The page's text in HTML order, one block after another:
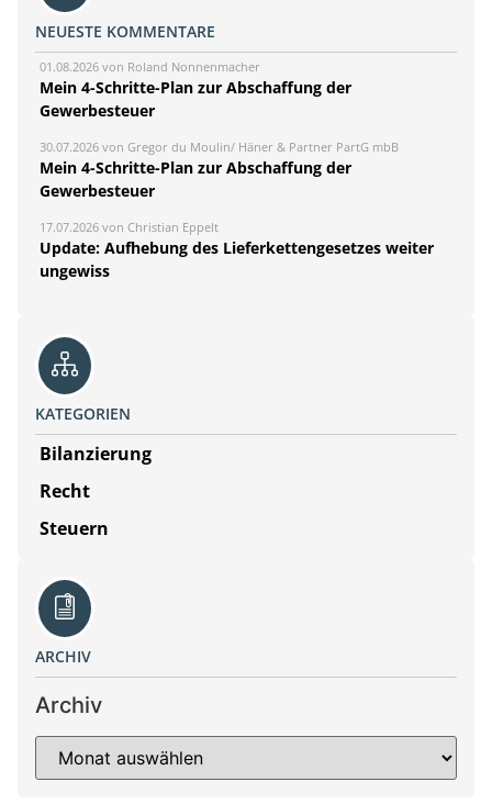
NEUESTE KOMMENTARE
01.08.2026 von Roland Nonnenmacher
Mein 4-Schritte-Plan zur Abschaffung der
Gewerbesteuer
30.07.2026 von Gregor du Moulin/ Häner & Partner PartG mbB
Mein 4-Schritte-Plan zur Abschaffung der
Gewerbesteuer
17.07.2026 von Christian Eppelt
Update: Aufhebung des Lieferkettengesetzes weiter
ungewiss
KATEGORIEN
Bilanzierung
Recht
Steuern
ARCHIV
Archiv